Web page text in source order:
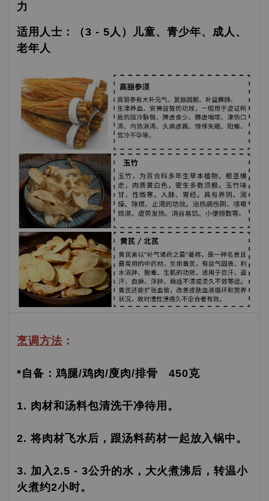
力
适用人士：（3 - 5人）儿童、青少年、成人、
老年人
烹调方法 ：
*自备：鸡腿/鸡肉/廋肉/排骨 450克
1. 肉材和汤料包清洗干净待用。
2. 将肉材飞水后，跟汤料药材一起放入锅中。
3. 加入2.5 - 3公升的水，大火煮沸后，转温小
火煮约2小时。